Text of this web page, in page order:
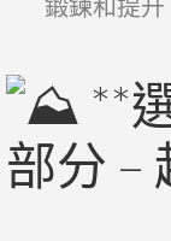
鍛鍊和提升
**
部分 –